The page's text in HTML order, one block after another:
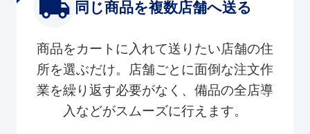
同じ商品を複数店舗へ送る
商品をカートに入れて送りたい店舗の住
所を選ぶだけ。店舗ごとに面倒な注文作
業を繰り返す必要がなく、備品の全店導
入などがスムーズに行えます。